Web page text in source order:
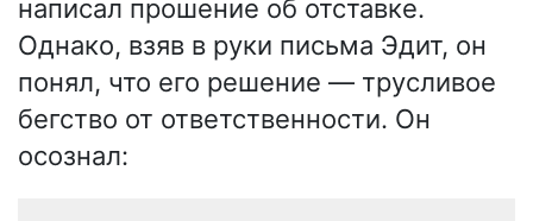
написал прошение об отставке.
Однако, взяв в руки письма Эдит, он
понял, что его решение — трусливое
бегство от ответственности. Он
осознал: